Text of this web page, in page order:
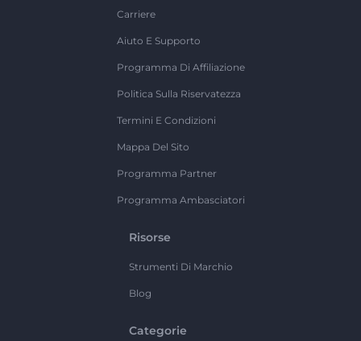
Carriere
Aiuto E Supporto
Programma Di Affiliazione
Politica Sulla Riservatezza
Termini E Condizioni
Mappa Del Sito
Programma Partner
Programma Ambasciatori
Risorse
Strumenti Di Marchio
Blog
Categorie